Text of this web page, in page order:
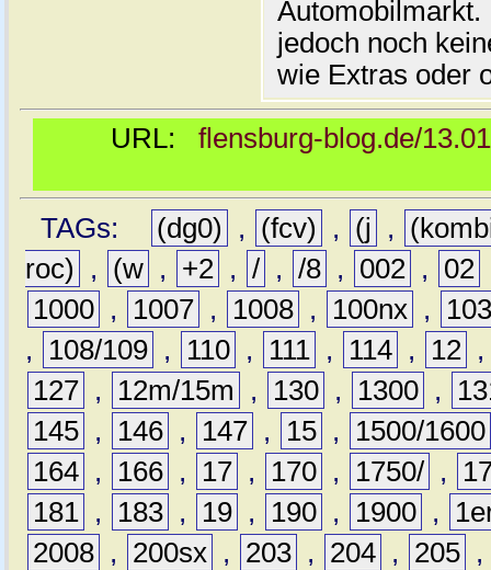
jedoch noch
wie Extras oder
URL: flensburg-blog.de/
TAGs: (dg0) , (fcv) , (j ,
roc)
, (w , +2 , / , /8 , 002 , 02
1000 , 1007 , 1008 , 100nx ,
,
108/109 , 110 , 111 , 114 , 12
127 , 12m/15m , 130 , 1300 ,
145 , 146 , 147 , 15 ,
1500/1600
164 , 166 , 17 , 170 , 1750/ ,
181 , 183 , 19 , 190 , 1900 ,
2008 , 200sx , 203 , 204 , 205 ,